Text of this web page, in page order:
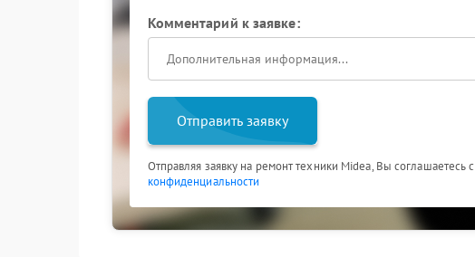
Комментарий к заявке:
Отправить заявку
Отправляя заявку на ремонт техники Midea, Вы соглашаетесь с
конфиденциальности